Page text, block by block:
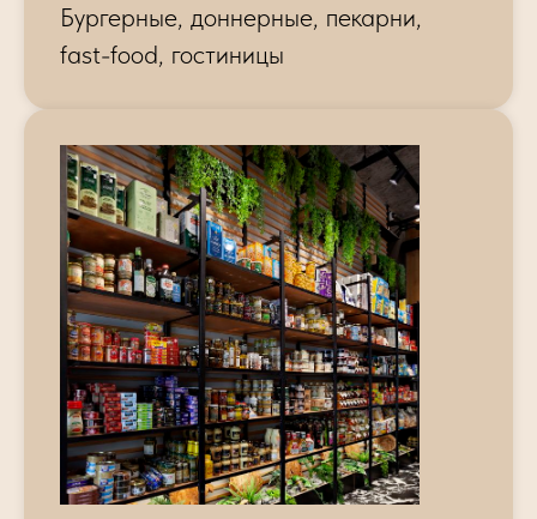
Бургерные, доннерные, пекарни,
fast-food, гостиницы